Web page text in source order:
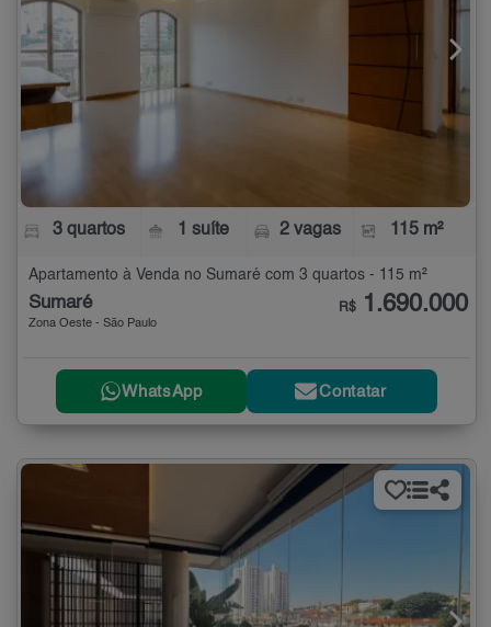
3 quartos 1 suíte 2 vagas 115 m²
Apartamento à Venda no Sumaré com 3 quartos - 115 m²
Sumaré
Zona Oeste - São Paulo
R$ 1.690.000
WhatsApp Contatar